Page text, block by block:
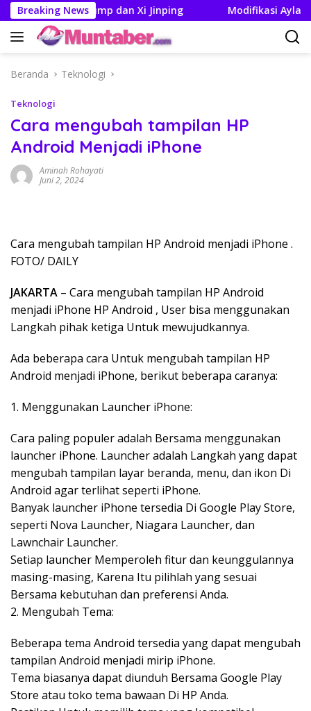
Langsung
ke
konten
Breaking News
Trump dan Xi Jinping Modifikasi Ayla
Beranda Teknologi
Teknologi
Cara mengubah tampilan HP
Android Menjadi iPhone
Aminah Rohayati
Juni 2, 2024
Cara mengubah tampilan HP Android menjadi iPhone .
FOTO/ DAILY
JAKARTA – Cara mengubah tampilan HP Android
menjadi iPhone HP Android , User bisa menggunakan
Langkah pihak ketiga Untuk mewujudkannya.
Ada beberapa cara Untuk mengubah tampilan HP
Android menjadi iPhone, berikut beberapa caranya:
1. Menggunakan Launcher iPhone:
Cara paling populer adalah Bersama menggunakan
launcher iPhone. Launcher adalah Langkah yang dapat
mengubah tampilan layar beranda, menu, dan ikon Di
Android agar terlihat seperti iPhone.
Banyak launcher iPhone tersedia Di Google Play Store,
seperti Nova Launcher, Niagara Launcher, dan
Lawnchair Launcher.
Setiap launcher Memperoleh fitur dan keunggulannya
masing-masing, Karena Itu pilihlah yang sesuai
Bersama kebutuhan dan preferensi Anda.
2. Mengubah Tema:
Beberapa tema Android tersedia yang dapat mengubah
tampilan Android menjadi mirip iPhone.
Tema biasanya dapat diunduh Bersama Google Play
Store atau toko tema bawaan Di HP Anda.